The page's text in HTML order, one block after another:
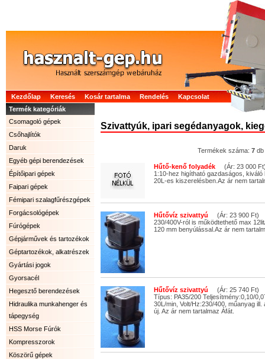
Kezdőlap Keresés Kosár tartalma Rendelés
Kapcsolat
Termék kategóriák
Csomagoló gépek
Csőhajlítók
Daruk
Egyéb gépi berendezések
Építőipari gépek
Faipari gépek
Fémipari szalagfűrészgépek
Forgácsológépek
Fúrógépek
Gépjárművek és tartozékok
Géptartozékok, alkatrészek
Gyártási jogok
Gyorsacél
Hegesztő berendezések
Hidraulika munkahenger és
tápegység
HSS Morse Fúrók
Kompresszorok
Köszörű gépek
Szivattyúk, ipari segédanyagok,
Termékek száma: 7 db
Hűtő-kenő folyadék (Ár: 23 000
1:10-hez higítható gazdaságos,
20L-es kiszerelésben.Az ár nem
Hűtővíz szivattyú (Ár: 23 900 Ft)
230/400V-ról is működtethető max
120 mm benyúlással.Az ár nem
Hűtővíz szivattyú (Ár: 25 740 Ft)
Típus: PA35/200 Teljesítmény:0,10/
30L/min, Volt/Hz:230/400, műanyag
új. Az ár nem tartalmaz Áfát.